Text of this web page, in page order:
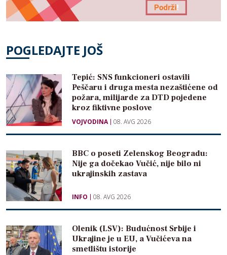
POGLEDAJTE JOŠ
Tepić: SNS funkcioneri ostavili
Peščaru i druga mesta nezaštićene od
požara, milijarde za DTD pojedene
kroz fiktivne poslove
VOJVODINA 08. AVG 2026
BBC o poseti Zelenskog Beogradu:
Nije ga dočekao Vučić, nije bilo ni
ukrajinskih zastava
INFO 08. AVG 2026
Olenik (LSV): Budućnost Srbije i
Ukrajine je u EU, a Vučićeva na
smetlištu istorije